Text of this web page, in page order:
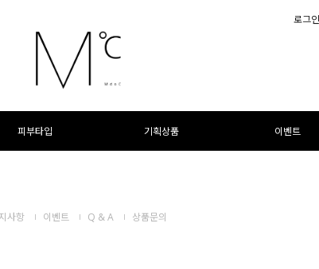
로그인
피부타입 기획상품 이벤트
사항 이벤트 Q & A 상품문의